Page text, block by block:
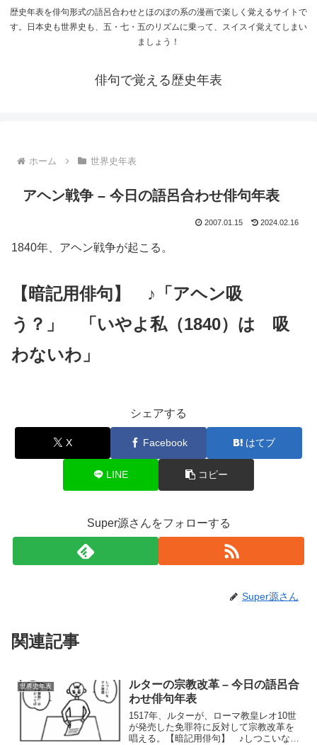
歴史年表を俳句形式の語呂合わせとほのぼの系の漫画で楽しく覚えるサイトで
す。日本史も世界史も、五・七・五のリズムに乗って、スイスイ覚えてしまい
ましょう！
俳句で覚える歴史年表
ホーム 世界史年表
アヘン戦争 – 今日の語呂合わせ俳句年表
2007.01.15 2024.02.16
1840年、アヘン戦争が起こる。
【暗記用俳句】 ♪「アヘン吸
う？」 「いやよ私（1840）は 吸
わないわ」
シェアする
X Facebook はてブ
LINE コピー
Super源さんをフォローする
Super源さん
関連記事
世界史年表
ルターの宗教改革 – 今日の語呂合
わせ俳句年表
1517年、ルターが、ローマ教皇レオ10世
が発売した免罪符に反対して宗教改革を
唱える。【暗記用俳句】 ♪しつこいな